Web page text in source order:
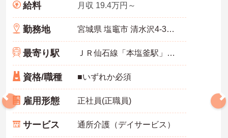
給料 月収 19.4万円～
勤務地 宮城県 塩竈市 清水沢4-37-20
最寄り駅 ＪＲ仙石線「本塩釜駅」バス・車8分
資格/職種 ■いずれか必須
雇用形態 正社員(正職員)
サービス 通所介護（デイサービス）